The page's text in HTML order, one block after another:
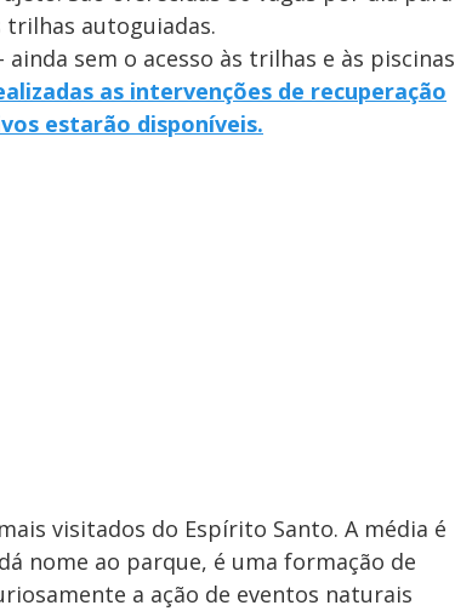
trilhas autoguiadas.
sem o acesso às trilhas e às piscinas
as intervenções de recuperação
estarão disponíveis.
visitados do Espírito Santo. A média é
nome ao parque, é uma formação de
a ação de eventos naturais